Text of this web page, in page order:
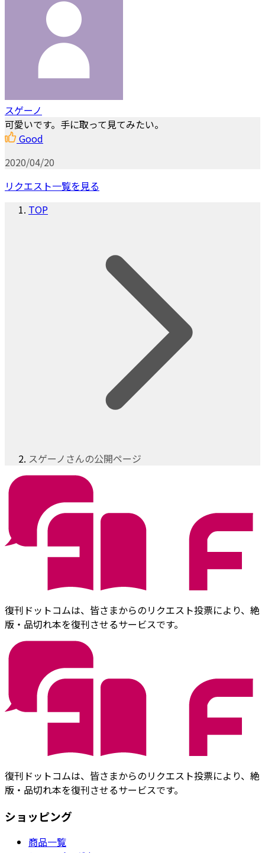
スゲーノ
可愛いです。手に取って見てみたい。
Good
2020/04/20
リクエスト一覧を見る
TOP
スゲーノさんの公開ページ
復刊ドットコムは、皆さまからのリクエスト投票により、絶
版・品切れ本を復刊させるサービスです。
復刊ドットコムは、皆さまからのリクエスト投票により、絶
版・品切れ本を復刊させるサービスです。
ショッピング
商品一覧